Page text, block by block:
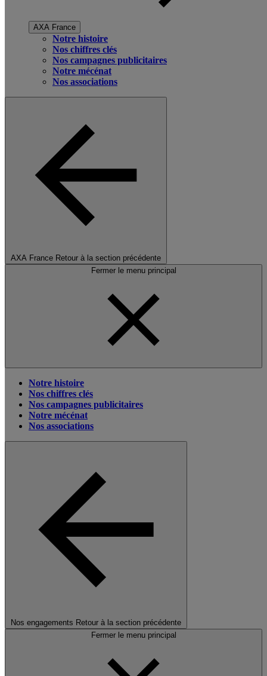
AXA France
Notre histoire
Nos chiffres clés
Nos campagnes publicitaires
Notre mécénat
Nos associations
AXA France Retour à la section précédente
Fermer le menu principal
Notre histoire
Nos chiffres clés
Nos campagnes publicitaires
Notre mécénat
Nos associations
Nos engagements Retour à la section précédente
Fermer le menu principal